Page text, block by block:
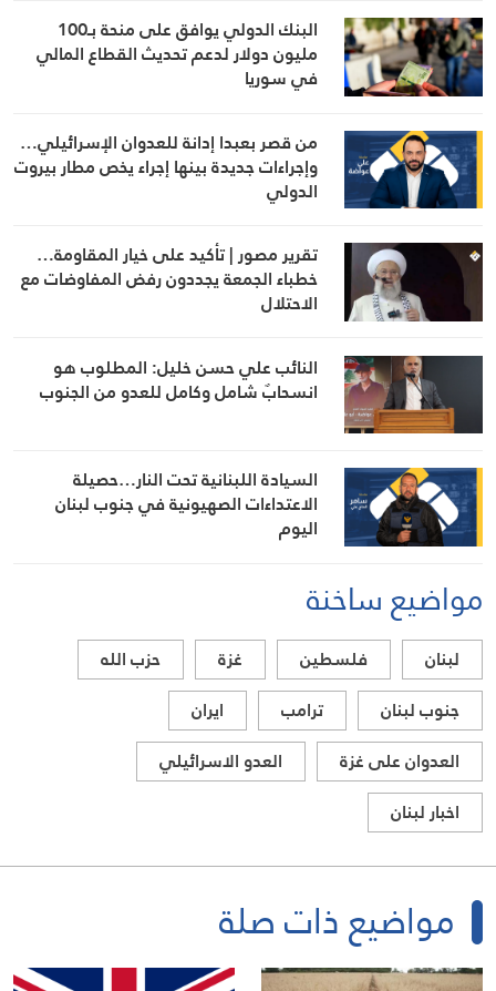
البنك الدولي يوافق على منحة بـ100
مليون دولار لدعم تحديث القطاع المالي
في سوريا
من قصر بعبدا إدانة للعدوان الإسرائيلي…
وإجراءات جديدة بينها إجراء يخص مطار بيروت
الدولي
تقرير مصور | تأكيد على خيار المقاومة…
خطباء الجمعة يجددون رفض المفاوضات مع
الاحتلال
النائب علي حسن خليل: المطلوب هو
انسحابٌ شامل وكامل للعدو من الجنوب
السيادة اللبنانية تحت النار…حصيلة
الاعتداءات الصهيونية في جنوب لبنان
اليوم
مواضيع ساخنة
لبنان فلسطين غزة
حزب الله
جنوب لبنان
ترامب
ايران
العدوان على غزة
العدو الاسرائيلي
اخبار لبنان
مواضيع ذات صلة